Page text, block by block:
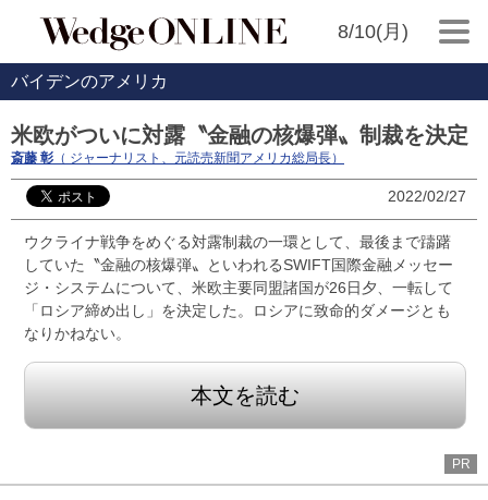
8/10(月)
バイデンのアメリカ
米欧がついに対露〝金融の核爆弾〟制裁を決定
斎藤 彰 （ ジャーナリスト、元読売新聞アメリカ総局長）
2022/02/27
ウクライナ戦争をめぐる対露制裁の一環として、最後まで躊躇
していた〝金融の核爆弾〟といわれるSWIFT国際金融メッセー
ジ・システムについて、米欧主要同盟諸国が26日夕、一転して
「ロシア締め出し」を決定した。ロシアに致命的ダメージとも
なりかねない。
本文を読む
PR